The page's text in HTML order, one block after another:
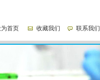
首页 收藏我们 联系我们